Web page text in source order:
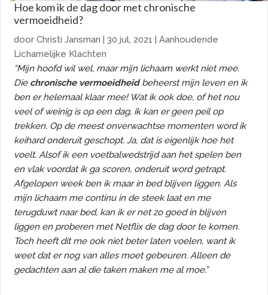
Hoe kom ik de dag door met chronische
vermoeidheid?
doorChristi Jansman |30 jul, 2021 |Aanhoudende
Lichamelijke Klachten
“Mijn hoofd wil wel, maar mijn lichaam werkt niet mee.
Die chronische vermoeidheidbeheerst mijn leven en ik
ben er helemaal klaar mee! Wat ik ook doe, of het nou
veel of weinig is op een dag, ik kan er geen peil op
trekken. Op de meest onverwachtse momenten word ik
keihard onderuit geschopt. Ja, dat is eigenlijk hoe het
voelt. Alsof ik een voetbalwedstrijd aan het spelen ben
en vlak voordat ik ga scoren, onderuit word getrapt.
Afgelopen week ben ik maar in bed blijven liggen. Als
mijn lichaam me continu in de steek laat en me
terugduwt naar bed, kan ik er net zo goed in blijven
liggen en proberen met Netflix de dag door te komen.
Toch heeft dit me ook niet beter laten voelen, want ik
weet dat er nog van alles moet gebeuren. Alleen de
gedachten aan al die taken maken me al moe.”